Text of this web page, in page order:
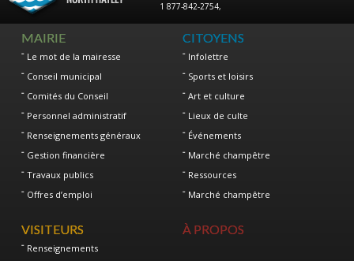
1 877-842-2754,
MAIRIE
Le mot de la mairesse
Conseil municipal
Comités du Conseil
Personnel administratif
Renseignements généraux
Gestion financière
Travaux publics
Offres d’emploi
CITOYENS
Infolettre
Sports et loisirs
Art et culture
Lieux de culte
Événements
Marché champêtre
Ressources
Marché champêtre
VISITEURS
Renseignements
À PROPOS